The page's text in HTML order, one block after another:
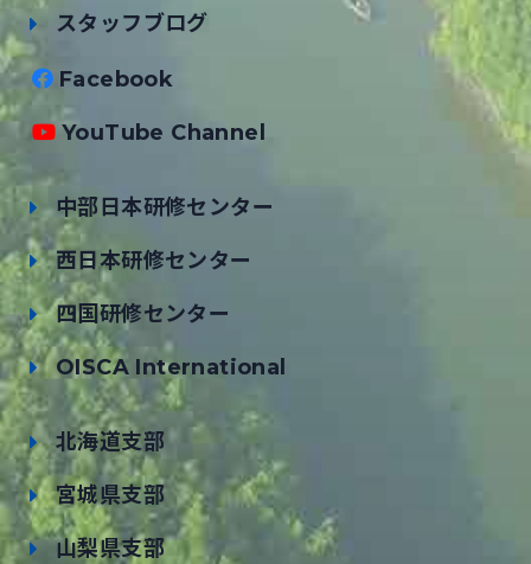
スタッフブログ
Facebook
YouTube Channel
中部日本研修センター
西日本研修センター
四国研修センター
OISCA International
北海道支部
宮城県支部
山梨県支部